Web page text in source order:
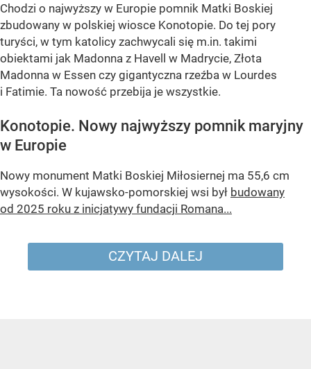
Chodzi o najwyższy w Europie pomnik Matki Boskiej
zbudowany w polskiej wiosce Konotopie. Do tej pory
turyści, w tym katolicy zachwycali się m.in. takimi
obiektami jak Madonna z Havell w Madrycie, Złota
Madonna w Essen czy gigantyczna rzeźba w Lourdes
i Fatimie. Ta nowość przebija je wszystkie.
Konotopie. Nowy najwyższy pomnik maryjny
w Europie
Nowy monument Matki Boskiej Miłosiernej ma 55,6 cm
wysokości. W kujawsko-pomorskiej wsi był budowany
od 2025 roku z inicjatywy fundacji Romana...
CZYTAJ DALEJ